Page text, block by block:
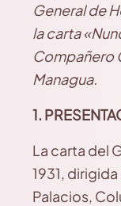
General de
la carta
Compañero
Managua.
1.
La carta del
1931,
Palacios,